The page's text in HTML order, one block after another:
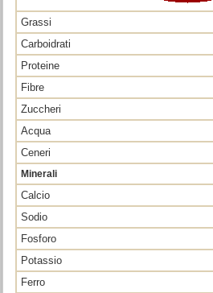
Grassi
Carboidrati
Proteine
Fibre
Zuccheri
Acqua
Ceneri
Minerali
Calcio
Sodio
Fosforo
Potassio
Ferro